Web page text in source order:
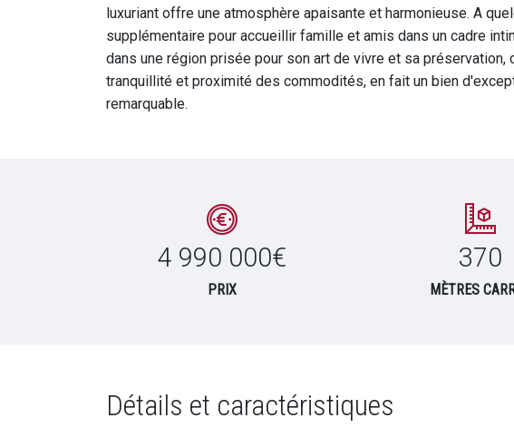
luxuriant offre une atmosphère apaisante et harmonieuse. A
supplémentaire pour accueillir famille et amis dans un cadre
dans une région prisée pour son art de vivre et sa
tranquillité et proximité des commodités, en fait un bien
remarquable.
4 990 000€
PRIX
370
MÈTRES
Détails et caractéristiques